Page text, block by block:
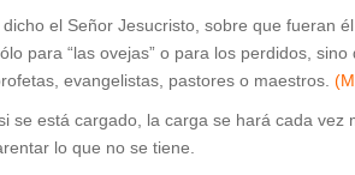
el Señor Jesucristo, sobre que fueran
para “las ovejas” o para los perdidos, sino
evangelistas, pastores o maestros.
se está cargado, la carga se hará cada vez
lo que no se tiene.